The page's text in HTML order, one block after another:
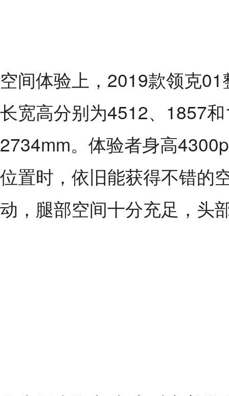
空间体验上，2019款领克
长宽高分别为4512、1857
2734mm。体验者身高
位置时，依旧能获得不错的
动，腿部空间十分充足，头